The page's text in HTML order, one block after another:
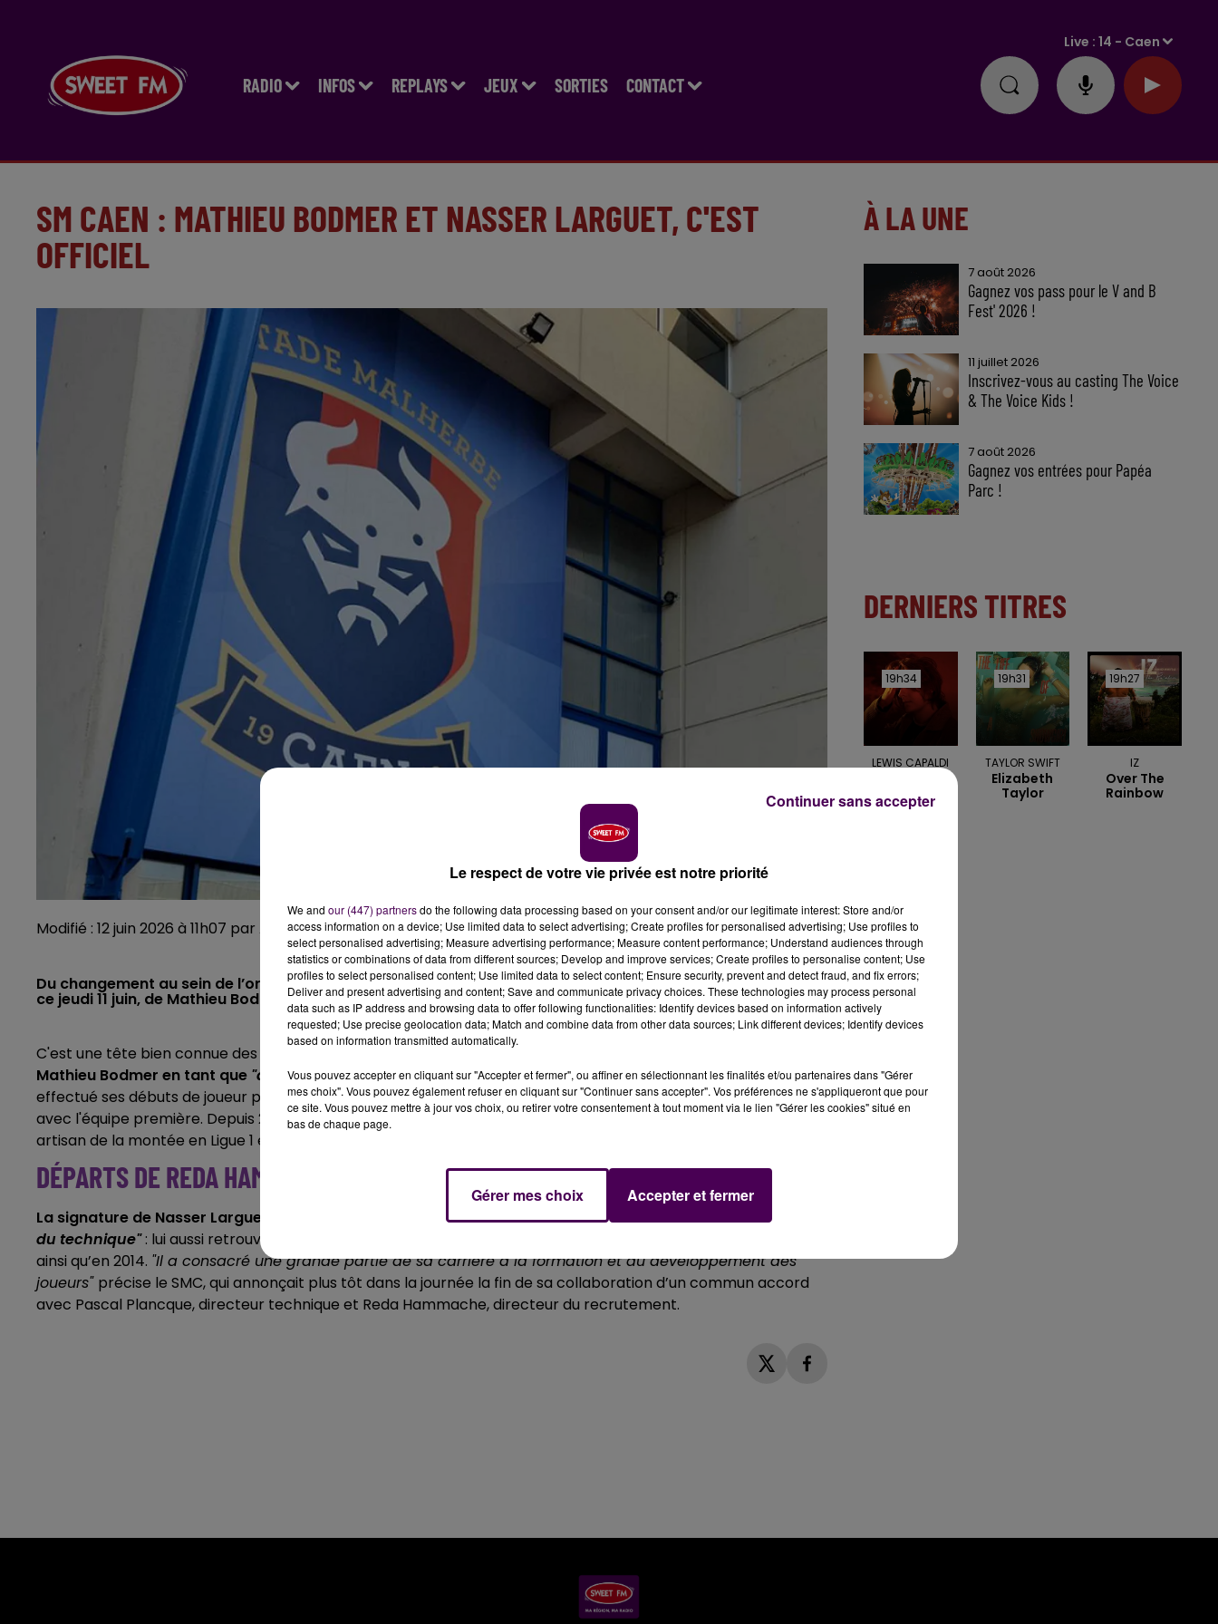
RADIO INFOS REPLAYS JEUX SORTIES CONTACT
Live :14 - Caen
SM CAEN : MATHIEU BODMER ET NASSER LARGUET, C'EST
OFFICIEL
Modifié : 12 juin 2026 à 11h07 par Alizée Lanzarini
Du changement au sein de l’organigramme sportif du Stade Malherbe Caen, avec les arrivées confirmées,
ce jeudi 11 juin, de Mathieu Bodmer et Nasser Larguet, en vue de la prochaine saison en Ligue 3.
C'est une tête bien connue des supporters : le Stade Malherbe Caen a annoncé ce jeudi 11 juin
Mathieu Bodmer en tant que "directeur du football".C'est un retour aux sources pour le Normand qui a
effectué ses débuts de joueur professionnel sous les couleurs rouge et bleu avant de disputer 84 rencontres
avec l'équipe première. Depuis 2022,il occupait le poste de directeur sportif du Havre AC, où il avait été un
artisan de la montée en Ligue 1 et du maintien.
DÉPARTS DE REDA HAMMACHE ET PASCAL PLANCQUE
La signature de Nasser Larguet a également été officialisée pour le poste de"vice-président en charge
du technique": lui aussi retrouve Caen après avoir été directeur du centre de formation entre 1998 et 2002
ainsi qu’en 2014. "Il a consacré une grande partie de sa carrière à la formation et au développement des
joueurs" précise le SMC, qui annonçait plus tôt dans la journée la fin de sa collaboration d’un commun accord
avec Pascal Plancque, directeur technique et Reda Hammache, directeur du recrutement.
À LA UNE
7 août 2026
Gagnez vos pass pour le V and B
Fest' 2026 !
11 juillet 2026
Inscrivez-vous au casting The Voice
& The Voice Kids !
7 août 2026
Gagnez vos entrées pour Papéa
Parc !
DERNIERS TITRES
19h34
19h34
LEWIS CAPALDI
Go
19h31
19h31
TAYLOR SWIFT
Elizabeth
Taylor
19h27
19h27
IZ
Over The
Rainbow
Le respect de votre vie privée est notre priorité
We and our (447) partnersdo the following data processing based on your consent and/or our legitimate interest: Store and/or
access information on a device; Use limited data to select advertising; Create profiles for personalised advertising; Use profiles to
select personalised advertising; Measure advertising performance; Measure content performance; Understand audiences through
statistics or combinations of data from different sources; Develop and improve services; Create profiles to personalise content; Use
profiles to select personalised content; Use limited data to select content; Ensure security, prevent and detect fraud, and fix errors;
Deliver and present advertising and content; Save and communicate privacy choices. These technologies may process personal
data such as IP address and browsing data to offer following functionalities: Identify devices based on information actively
requested; Use precise geolocation data; Match and combine data from other data sources; Link different devices; Identify devices
based on information transmitted automatically.
Vous pouvez accepter en cliquant sur "Accepter et fermer", ou affiner en sélectionnant les finalités et/ou partenaires dans "Gérer
mes choix". Vous pouvez également refuser en cliquant sur "Continuer sans accepter". Vos préférences ne s'appliqueront que pour
ce site. Vous pouvez mettre à jour vos choix, ou retirer votre consentement à tout moment via le lien "Gérer les cookies" situé en
bas de chaque page.
Gérer mes choix Accepter et fermer
Continuer sans accepter